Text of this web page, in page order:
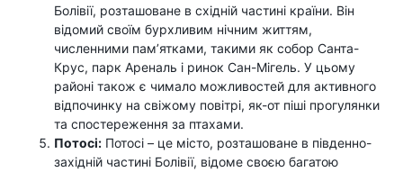
Болівії, розташоване в східній частині країни. Він
відомий своїм бурхливим нічним життям,
численними пам’ятками, такими як собор Санта-
Крус, парк Ареналь і ринок Сан-Мігель. У цьому
районі також є чимало можливостей для активного
відпочинку на свіжому повітрі, як-от піші прогулянки
та спостереження за птахами.
Потосі: Потосі – це місто, розташоване в південно-
західній частині Болівії, відоме своєю багатою